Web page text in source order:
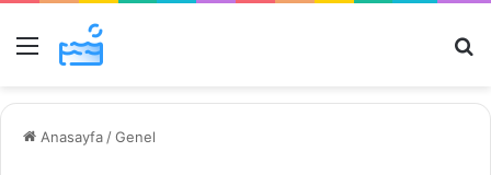
Menü
Anasayfa /Genel